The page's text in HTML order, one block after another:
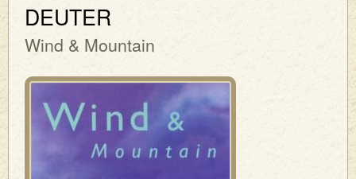
DEUTER
Wind & Mountain